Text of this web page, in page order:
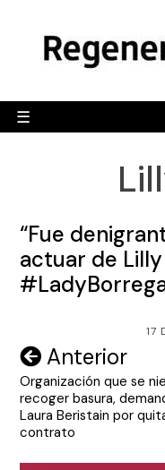
content
☰
“Fue
actuar de
17
Navegación
de
entradas
Anterior
Organización que se
recoger basura,
Laura Beristain por
contrato